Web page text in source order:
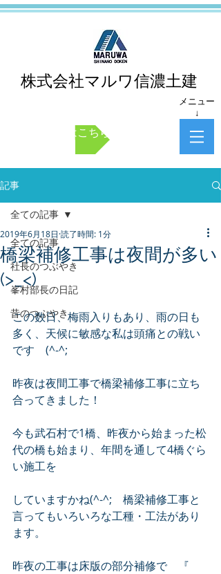
株式会社マルワ信濃土建
お問い合わせはこちら
メニュー
↓
記事
全ての記事
社長のつぶやき
峯村部長の日記
昔のつぶやき
全ての記事
橋梁補修工事は夜間が多い
(>_<)
2019年6月18日 読了時間: 1分
この数日、梅雨入りもあり、雨の日も
多く、天候に敏感な私は頭痛との戦い
です　(^-^;
昨夜は夜間工事で橋梁補修工事に立ち
合ってきました！
今も武石村で1橋、昨夜から始まった松
代の橋も始まり、年間を通して4橋ぐら
い施工を
していますかね(^-^;　橋梁補修工事と
言ってもいろいろな工種・工法があり
ます。
昨夜の工事は床版の部分補修で　『